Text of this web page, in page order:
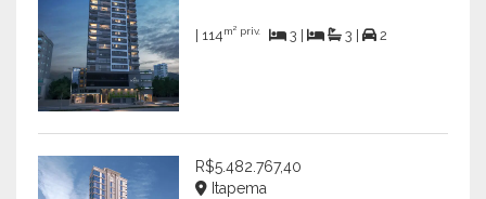
| 114m² priv. 3 | 3 | 2
R$5.482.767,40
Itapema